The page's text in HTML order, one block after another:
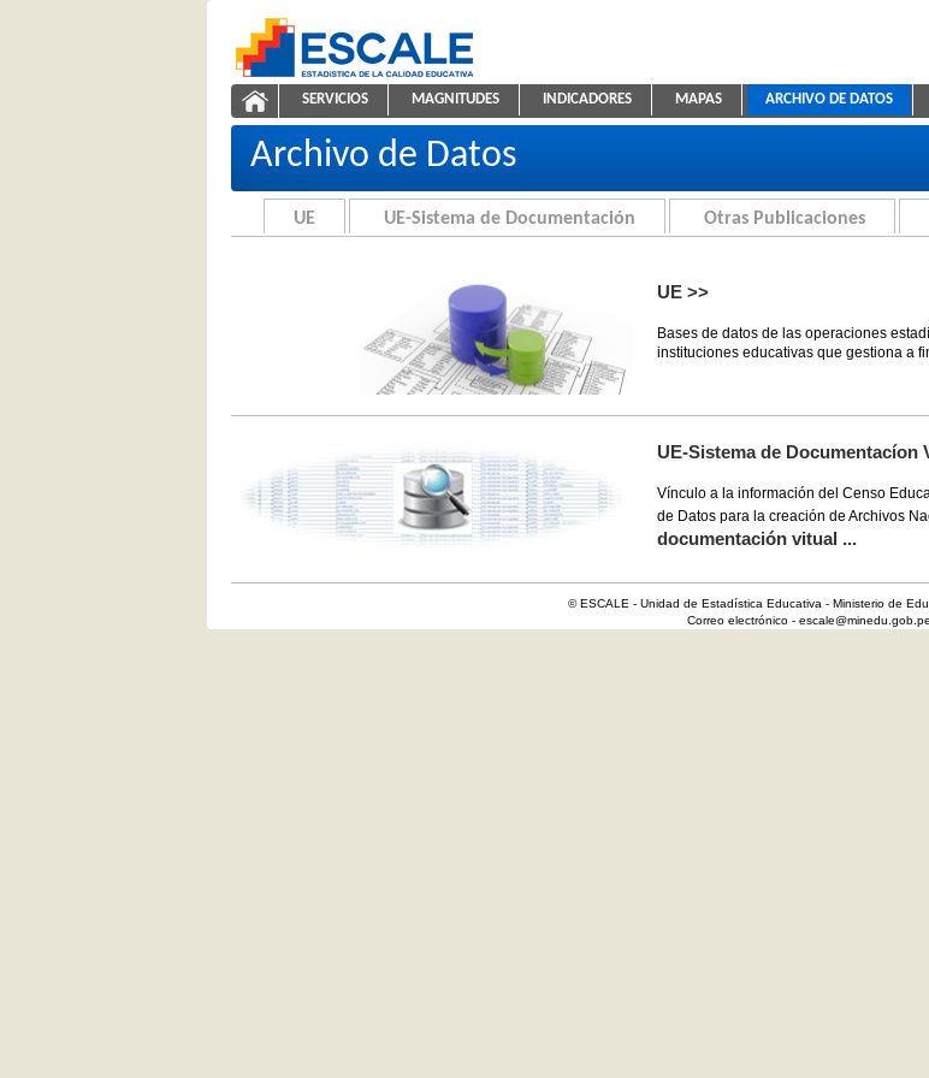
ESCALE - Unidad de Estadística Educativa
Archivo de Datos
NAVEGACIÓN
SERVICIOS MAGNITUDES INDICADORES MAPAS ARCHIVO DE DATOS
Archivo de Datos
UE UE-Sistema de Documentación Otras Publicaciones
UE >>
Bases de datos de las operaciones
instituciones educativas que gestiona a
UE-Sistema de Documentacíon
Vínculo a la información del Censo
de Datos para la creación de Archivos
documentación vitual ...
© ESCALE - Unidad de Estadística Educativa - Ministerio de
Correo electrónico - escale@minedu.gob.pe